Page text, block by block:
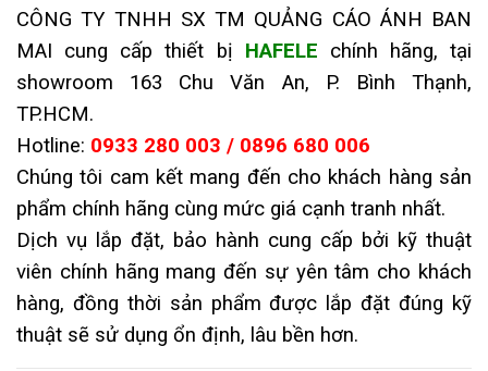
CÔNG TY TNHH SX TM QUẢNG CÁO ÁNH BAN
MAI cung cấp thiết bị HAFELE chính hãng, tại
showroom 163 Chu Văn An, P. Bình Thạnh,
TP.HCM.
Hotline: 0933 280 003 / 0896 680 006
Chúng tôi cam kết mang đến cho khách hàng sản
phẩm chính hãng cùng mức giá cạnh tranh nhất.
Dịch vụ lắp đặt, bảo hành cung cấp bởi kỹ thuật
viên chính hãng mang đến sự yên tâm cho khách
hàng, đồng thời sản phẩm được lắp đặt đúng kỹ
thuật sẽ sử dụng ổn định, lâu bền hơn.